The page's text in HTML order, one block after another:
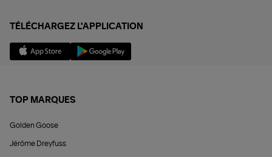
TÉLÉCHARGEZ L'APPLICATION
TOP MARQUES
Golden Goose
Jérôme Dreyfuss